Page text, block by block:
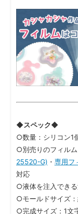
◆スペック◆
○数量：シリコン1
○別売りのフィルム
25520-G) ・ 専用フ
対応
○液体を注入できる
○モールドサイズ
○完成サイズ：1文